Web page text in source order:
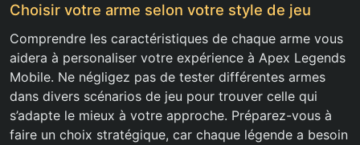
Choisir votre arme selon votre style de jeu
Comprendre les caractéristiques de chaque arme vous
aidera à personaliser votre expérience à Apex Legends
Mobile. Ne négligez pas de tester différentes armes
dans divers scénarios de jeu pour trouver celle qui
s’adapte le mieux à votre approche. Préparez-vous à
faire un choix stratégique, car chaque légende a besoin